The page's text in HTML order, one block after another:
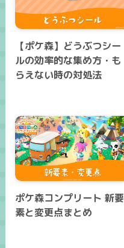
【ポケ森】どうぶつシー
ルの効率的な集め方・も
らえない時の対処法
ポケ森コンプリート 新要
素と変更点まとめ